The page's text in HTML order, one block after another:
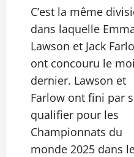
C’est la même
dans laquelle
Lawson et Jack
ont concouru le
dernier. Lawson et
Farlow ont fini par
qualifier pour les
Championnats du
monde 2025 dans